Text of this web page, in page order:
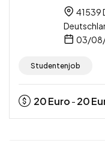
41539
03/
Studentenjob
20Euro - 20